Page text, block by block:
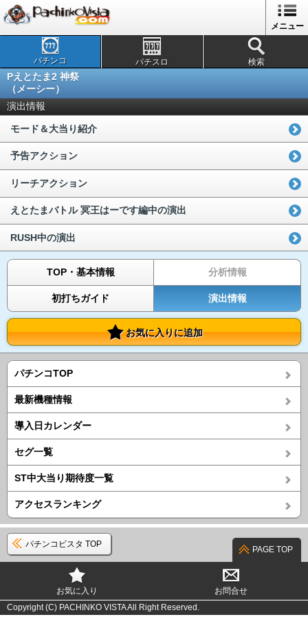
メニュー
パチンコ パチスロ 検索
Pえとたま2 神祭
（メーシー）
演出情報
モード＆大当り紹介
予告アクション
リーチアクション
えとたまバトル 冥王はーです編中の演出
RUSH中の演出
TOP・基本情報 分析情報
初打ちガイド 演出情報
お気に入りに追加
パチンコTOP
最新機種情報
導入日カレンダー
セグ一覧
ST中大当り期待度一覧
アクセスランキング
パチンコビスタ TOP
PAGE TOP
お気に入り
お問合せ
Copyright (C) PACHINKO VISTA All Right Reserved.